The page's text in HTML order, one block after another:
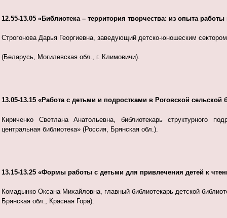
12.55-13.05 «Библиотека – территория творчества: из опыта
Строгонова Дарья Георгиевна, заведующий детско-юношеским
(Беларусь, Могилевская обл., г. Климовичи).
13.05-13.15 «Работа с детьми и подростками в Роговской
Кириченко Светлана Анатольевна, библиотекарь структурного
центральная библиотека» (Россия, Брянская обл.).
13.15-13.25 «Формы работы с детьми для привлечения детей к
Комадынко Оксана Михайловна, главный библиотекарь детской
Брянская обл., Красная Гора).